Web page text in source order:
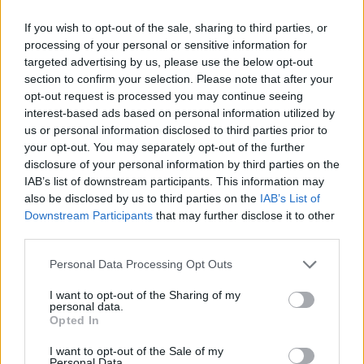
If you wish to opt-out of the sale, sharing to third parties, or
processing of your personal or sensitive information for
targeted advertising by us, please use the below opt-out
section to confirm your selection. Please note that after your
opt-out request is processed you may continue seeing
interest-based ads based on personal information utilized by
us or personal information disclosed to third parties prior to
your opt-out. You may separately opt-out of the further
disclosure of your personal information by third parties on the
IAB’s list of downstream participants. This information may
also be disclosed by us to third parties on the IAB’s List of
Downstream Participants that may further disclose it to other
Please note that this website/app uses one or more Google
not limited to your visit or usage behaviour. You may click to
grant or deny consent to Google and its third-party tags to
use your data for below specified purposes in below Google
consent section.
Personal Data Processing Opt Outs
I want to opt-out of the Sharing of my
personal data.
Opted In
I want to opt-out of the Sale of my
a
ce
b
o
o
k
it
te
r
te
re
st
at
s
A
p
p
h
a
re
Articolo precedente
Prossimo articolo
NOTIZIE RECENTI
Salvini al concerto per De Andrè, la nipote: “Mio
nonno gli avrebbe chiesto che cazzo ci faceva”
anche a San Pantaleo
Rapina a Porto Rotondo, due uomini fermati dai